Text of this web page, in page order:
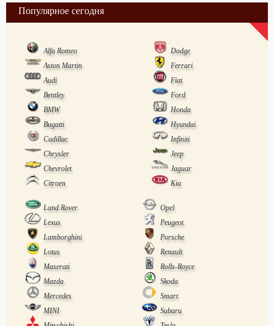
Популярное сегодня
Alfa Romeo
Dodge
Aston Martin
Ferrari
Audi
Fiat
Bentley
Ford
BMW
Honda
Bugatti
Hyundai
Cadillac
Infiniti
Chrysler
Jeep
Chevrolet
Jaguar
Citroen
Kia
Land Rover
Opel
Lexus
Peugeot
Lamborghini
Porsche
Lotus
Renault
Maserati
Rolls-Royce
Mazda
Skoda
Mercedes
Smart
MINI
Subaru